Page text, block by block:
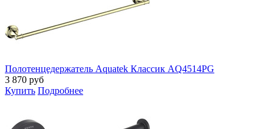
Полотенцедержатель Aquatek Классик AQ4514PG
3 870 руб
Купить Подробнее